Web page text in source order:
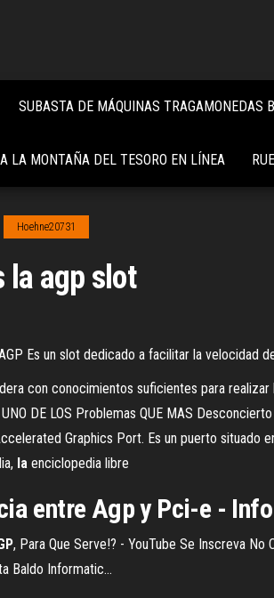
SUBASTA DE MÁQUINAS TRAGAMONEDAS
LA MONTAÑA DEL TESORO EN LÍNEA
Hoehne20731
la agp slot
Es un slot dedicado a facilitar la velocidad
con conocimientos suficientes para realizar
DE LOS Problemas QUE MAS
Graphics Port. Es un puerto situado
la enciclopedia libre
entre Agpy Pci-e -
, Para Que Serve!? - YouTube Se Inscreva No
Baldo Informatic...